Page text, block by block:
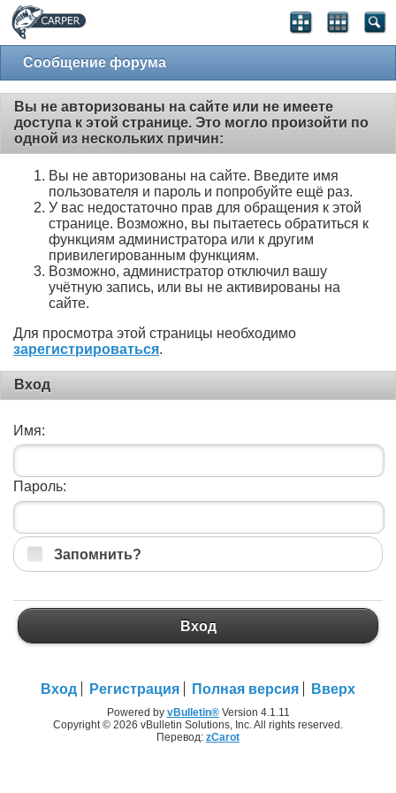
Сообщение форума
Вы не авторизованы на сайте или не имеете
доступа к этой странице. Это могло произойти по
одной из нескольких причин:
Вы не авторизованы на сайте. Введите имя
пользователя и пароль и попробуйте ещё раз.
У вас недостаточно прав для обращения к этой
странице. Возможно, вы пытаетесь обратиться к
функциям администратора или к другим
привилегированным функциям.
Возможно, администратор отключил вашу
учётную запись, или вы не активированы на
сайте.
Для просмотра этой страницы необходимо
зарегистрироваться.
Вход
Имя:
Пароль:
Запомнить?
Вход
Вход Регистрация Полная версия Вверх
Powered by vBulletin®Version 4.1.11
Copyright © 2026 vBulletin Solutions, Inc. All rights reserved.
Перевод: zCarot